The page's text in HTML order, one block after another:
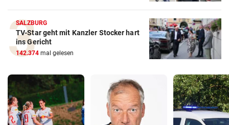
SALZBURG
TV-Star geht mit Kanzler Stocker hart
ins Gericht
142.374 mal gelesen